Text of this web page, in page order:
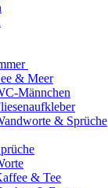
& Meer
Männchen
& Sprüche
& Tee